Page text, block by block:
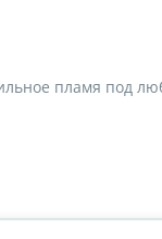
пламя под